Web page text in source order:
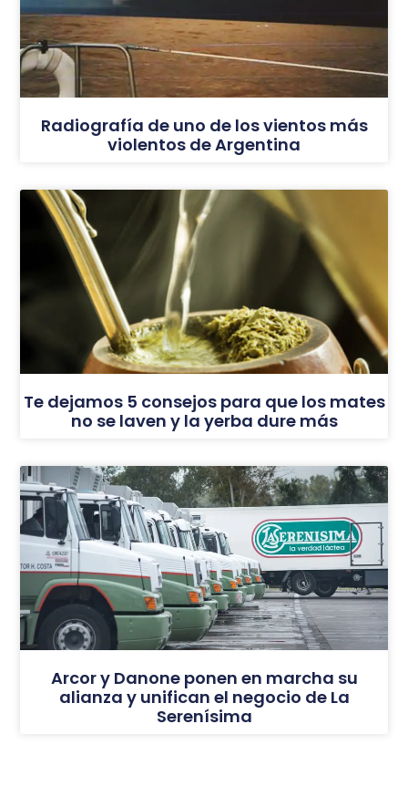
Radiografía de uno de los vientos más
violentos de Argentina
Te dejamos 5 consejos para que los mates
no se laven y la yerba dure más
Arcor y Danone ponen en marcha su
alianza y unifican el negocio de La
Serenísima